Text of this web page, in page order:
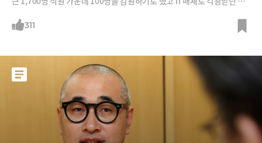
만 달러(약 546억원)에 최근 매각됐다. 이런 가운데 최근 혜성처럼 등장한
311